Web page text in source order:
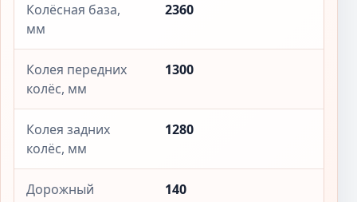
Колёсная база,
мм
2360
Колея передних
колёс, мм
1300
Колея задних
колёс, мм
1280
Дорожный
140